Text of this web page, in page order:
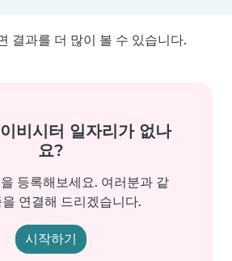
결과를 더 많이 볼 수 있습니다.
비시터 일자리가 없나
요?
등록해보세요. 여러분과 같
연결해 드리겠습니다.
시작하기